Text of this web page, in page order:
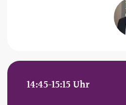
14:45-15:15 Uhr